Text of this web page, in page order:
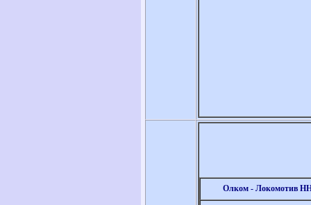
Олком - Локомотив